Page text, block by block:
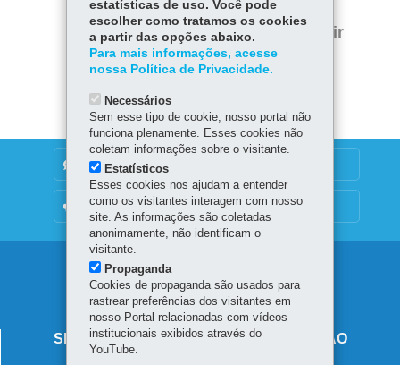
ce
bo
ok
Tw
itt
er
ha
ts
Ap
p
Voltar Início
Imprimir
Baixar
DENUNCIE CORRUPÇÃO
OUVIDORIA
Navegação
principal
SECRETARIA DE ESTADO DA EDUCAÇÃO
estatísticas de uso. Você pode
escolher como tratamos os cookies
a partir das opções abaixo.
Para mais informações, acesse
nossa Política de Privacidade.
Necessários
Sem esse tipo de cookie, nosso portal não
funciona plenamente. Esses cookies não
coletam informações sobre o visitante.
Estatísticos
Esses cookies nos ajudam a entender
como os visitantes interagem com nosso
site. As informações são coletadas
anonimamente, não identificam o
visitante.
Propaganda
Cookies de propaganda são usados para
rastrear preferências dos visitantes em
nosso Portal relacionadas com vídeos
institucionais exibidos através do
YouTube.